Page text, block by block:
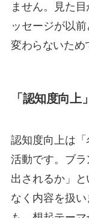
ません。見た
ッセージが以
変わらないため
「認知度向
認知度向上は
活動です。ブ
出されるか」
なく内容を扱